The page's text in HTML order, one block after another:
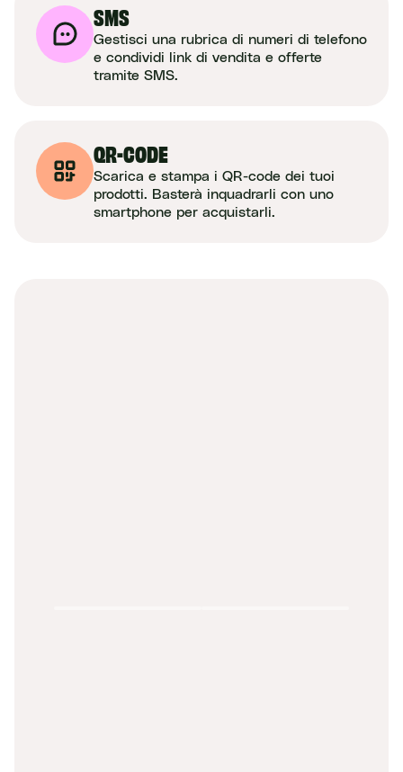
SMS
Gestisci una rubrica di numeri di telefono
e condividi link di vendita e offerte
tramite SMS.
QR-CODE
Scarica e stampa i QR-code dei tuoi
prodotti. Basterà inquadrarli con uno
smartphone per acquistarli.